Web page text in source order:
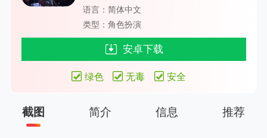
语言：简体中文
类型：角色扮演
安卓下载
绿色 无毒 安全
截图 简介 信息 推荐